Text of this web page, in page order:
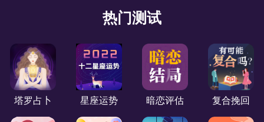
之灵赐予我力量，遇见正桃花
匿名
希望可以感情生活顺顺利利，测试还是比较准的。
匿名
热门测试
塔罗占卜 星座运势 暗恋评估 复合挽回